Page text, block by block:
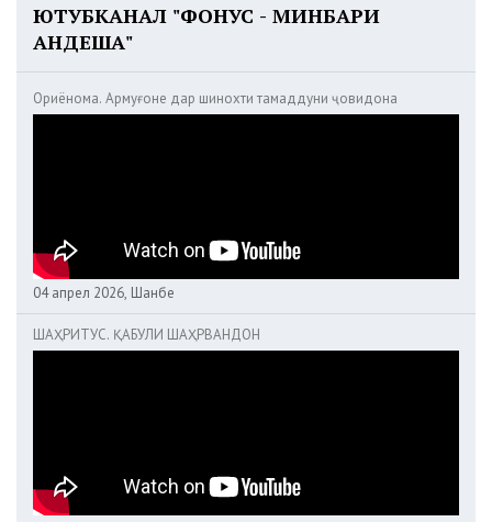
ЮТУБКАНАЛ "ФОНУС - МИНБАРИ
АНДЕША"
Ориёнома. Армуғоне дар шинохти тамаддуни ҷовидона
04 апрел 2026, Шанбе
ШАҲРИТУС. ҚАБУЛИ ШАҲРВАНДОН